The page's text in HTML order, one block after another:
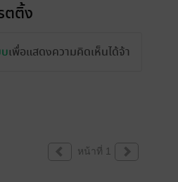
ตติ้ง
เพื่อแสดงความคิดเห็นได้จ้า
หน้าที่ 1